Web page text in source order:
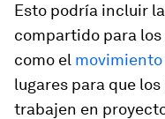
Esto podría incluir
compartido para
como el movimiento
lugares para que
trabajen en